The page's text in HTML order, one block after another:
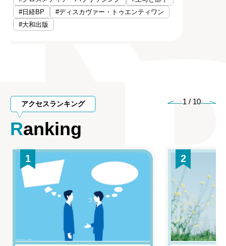
#日経BP
#ディスカヴァー・トゥエンティワン
#大和出版
アクセスランキング
Ranking
1 / 10
1 2